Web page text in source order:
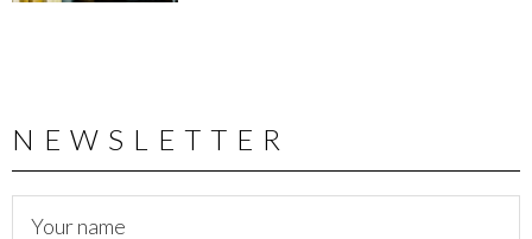
NEWSLETTER